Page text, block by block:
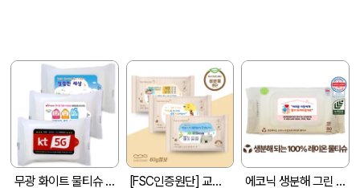
무광 화이트 물티슈 (10매/15매/20매) (150*90mm) [FSC인증원단] 교회전도 3종 생분해 물티슈 10매(엠보싱) 에코닉 생분해 그린 캡형 60g 엠보싱 (80매)